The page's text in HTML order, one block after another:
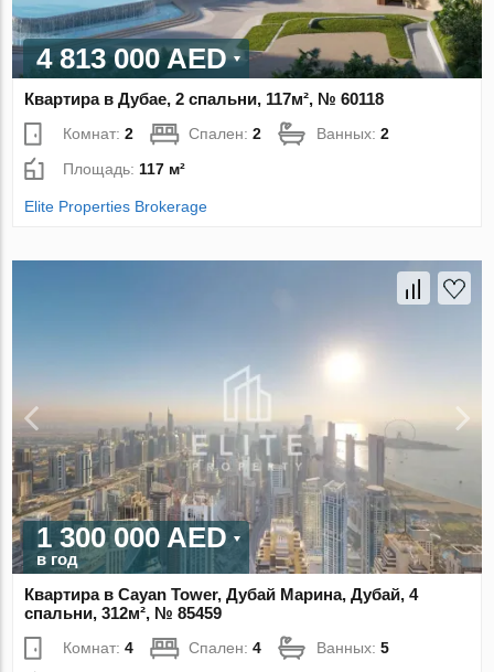
4 813 000 AED
Квартира в Дубае, 2 спальни, 117м², № 60118
Комнат:2 Спален:2 Ванных:2
Площадь: 117 м²
Elite Properties Brokerage
1 300 000 AED
в год
Квартира в Cayan Tower, Дубай Марина, Дубай, 4
спальни, 312м², № 85459
Комнат:4 Спален:4 Ванных:5